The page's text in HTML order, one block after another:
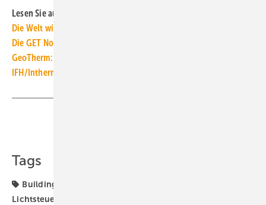
Lesen Sie auch:
Die Welt wird elektrisch
Die GET Nord 2024 wird größer
GeoTherm: hier tauscht sich Europas Geothermie-Branche aus
IFH/Intherm: GHM verlängert Partnerschaft
Tags
Building
Lichtsteuerung